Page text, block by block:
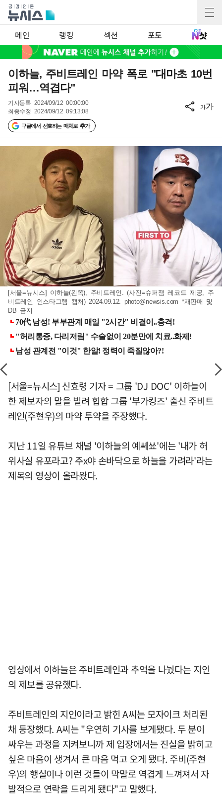
메인 랭킹 섹션 포토
이하늘, 주비트레인 마약 폭로 "대마초 10번
피워…역겹다"
기사등록 2024/09/12 00:00:00
최종수정 2024/09/12 09:13:08
구글에서 선호하는 매체로 추가
가가
[서울=뉴시스] 이하늘(왼쪽), 주비트레인. (사진=슈퍼잼 레코드 제공, 주
비트레인 인스타그램 캡처) 2024.09.12. photo@newsis.com *재판매 및
DB 금지
[서울=뉴시스] 신효령 기자 = 그룹 'DJ DOC' 이하늘이
한 제보자의 말을 빌려 힙합 그룹 '부가킹즈' 출신 주비트
레인(주현우)의 마약 투약을 주장했다.
지난 11일 유튜브 채널 '이하늘의 예쎼쑈'에는 '내가 허
위사실 유포라고? 주x야 손바닥으로 하늘을 가려라'라는
제목의 영상이 올라왔다.
영상에서 이하늘은 주비트레인과 추억을 나눴다는 지인
의 제보를 공유했다.
주비트레인의 지인이라고 밝힌 A씨는 모자이크 처리된
채 등장했다. A씨는 "우연히 기사를 보게됐다. 두 분이
싸우는 과정을 지켜보니까 제 입장에서는 진실을 밝히고
싶은 마음이 생겨서 큰 마음 먹고 오게 됐다. 주비(주현
우)의 행실이나 이런 것들이 막말로 역겹게 느껴져서 자
발적으로 연락을 드리게 됐다"고 말했다.